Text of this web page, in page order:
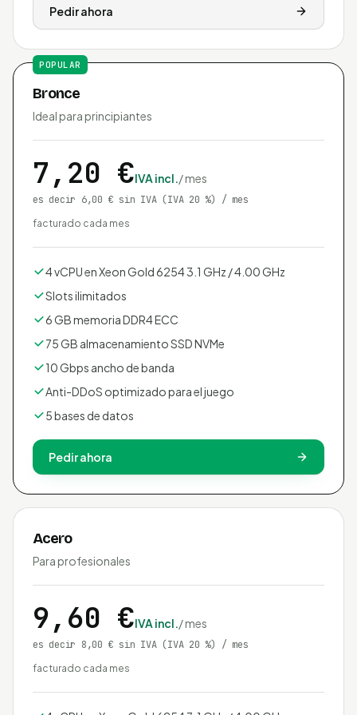
Pedir ahora
POPULAR
Bronce
Ideal para principiantes
7,20 €IVA incl./ mes
es decir 6,00 € sin IVA (IVA 20 %) / mes
facturado cada mes
4 vCPU en Xeon Gold 6254 3.1 GHz / 4.00 GHz
Slots ilimitados
6 GB memoria DDR4 ECC
75 GB almacenamiento SSD NVMe
10 Gbps ancho de banda
Anti-DDoS optimizado para el juego
5 bases de datos
Pedir ahora
Acero
Para profesionales
9,60 €IVA incl./ mes
es decir 8,00 € sin IVA (IVA 20 %) / mes
facturado cada mes